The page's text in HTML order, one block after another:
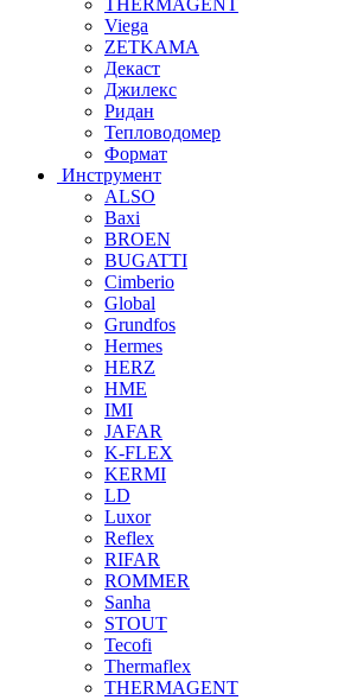
Viega
ZETKAMA
Декаст
Джилекс
Ридан
Тепловодомер
Формат
Инструмент
ALSO
Baxi
BROEN
BUGATTI
Cimberio
Global
Grundfos
Hermes
HERZ
HME
IMI
JAFAR
K-FLEX
KERMI
LD
Luxor
Reflex
RIFAR
ROMMER
Sanha
STOUT
Tecofi
Thermaflex
THERMAGENT